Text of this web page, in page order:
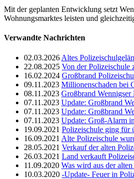
Mit der geplanten Entwicklung setzt
Wohnungsmarktes leisten und
Verwandte Nachrichten
02.03.2026 Altes
22.08.2025 Von der Polizeischule
16.02.2024 Großbrand
09.11.2023 Millionenschaden bei
08.11.2023 Großbrand Wennigser
07.11.2023 Update: Großbrand
07.11.2023 Update: Großbrand
07.11.2023 Update: Groß-Alarm
19.09.2021 Polizeischule ging für
16.09.2021 Alte Polizeischule
28.05.2021 Verkauf der alten
26.03.2021 Land verkauft
11.09.2020 Was wird aus der
10.03.2020 -Update- Feuer in